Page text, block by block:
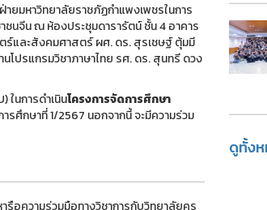
ยมหาวิทยาลัยราชภัฏกำแพงเพชรในการ
ชนจีน ณ ห้องประชุมดารารัตน์ ชั้น 4 อาคาร
และสังคมศาสตร์ ผศ. ดร. สุรเชษฐ์ ตุ้มมี
โปรแกรมวิชาภาษาไทย รศ. ดร. สุนทรี ดวง
ในการดำเนินโครงการจัดการศึกษา
รศึกษาที่ 1/2567 นอกจากนี้ จะมีความร่วม
รือความร่วมมือทางวิชาการกับวิทยาลัยครู
ดูทั้ง